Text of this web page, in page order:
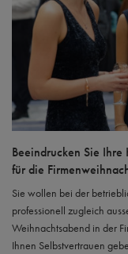
Beeindrucken Sie
für die
Sie wollen bei der
professionell zugleich
Weihnachtsabend in der
Ihnen Selbstvertrauen